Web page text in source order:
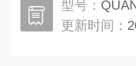
型号：
更新时间：